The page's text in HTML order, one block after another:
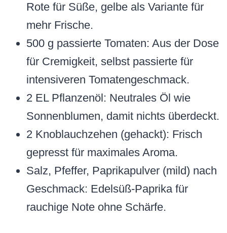
Rote für Süße, gelbe als Variante für
mehr Frische.
500 g passierte Tomaten: Aus der Dose
für Cremigkeit, selbst passierte für
intensiveren Tomatengeschmack.
2 EL Pflanzenöl: Neutrales Öl wie
Sonnenblumen, damit nichts überdeckt.
2 Knoblauchzehen (gehackt): Frisch
gepresst für maximales Aroma.
Salz, Pfeffer, Paprikapulver (mild) nach
Geschmack: Edelsüß-Paprika für
rauchige Note ohne Schärfe.